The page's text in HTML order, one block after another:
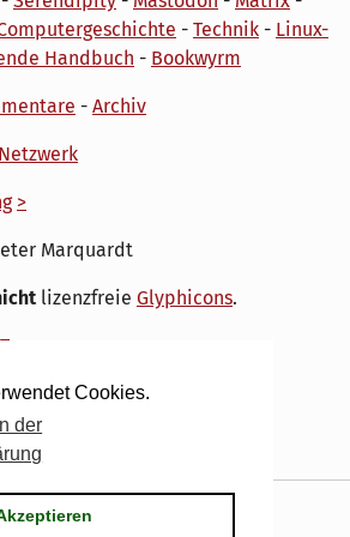
Cookies.
der
- Technik - Linux-
Handbuch - Bookwyrm
- Archiv
>
Marquardt
lizenzfreie Glyphicons.
& the dirk